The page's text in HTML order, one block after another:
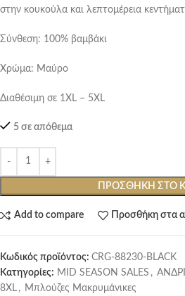
στην κουκούλα και λεπτομέρεια
Σύνθεση: 100% βαμβάκι
Χρώμα: Μαύρο
Διαθέσιμη σε 1XL – 5XL
5 σε απόθεμα
ΠΡΟΣΘΉΚΗ ΣΤΟ
Add to compare Προσθήκη στα
Κωδικός προϊόντος: CRG-88230-BLACK
Κατηγορίες: MID SEASON SALES ,
8XL , Μπλούζες Μακρυμάνικες